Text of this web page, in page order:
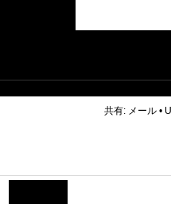
共有: メール •